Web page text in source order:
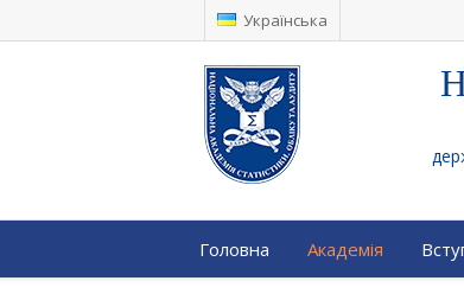
Українська
Головна Академія